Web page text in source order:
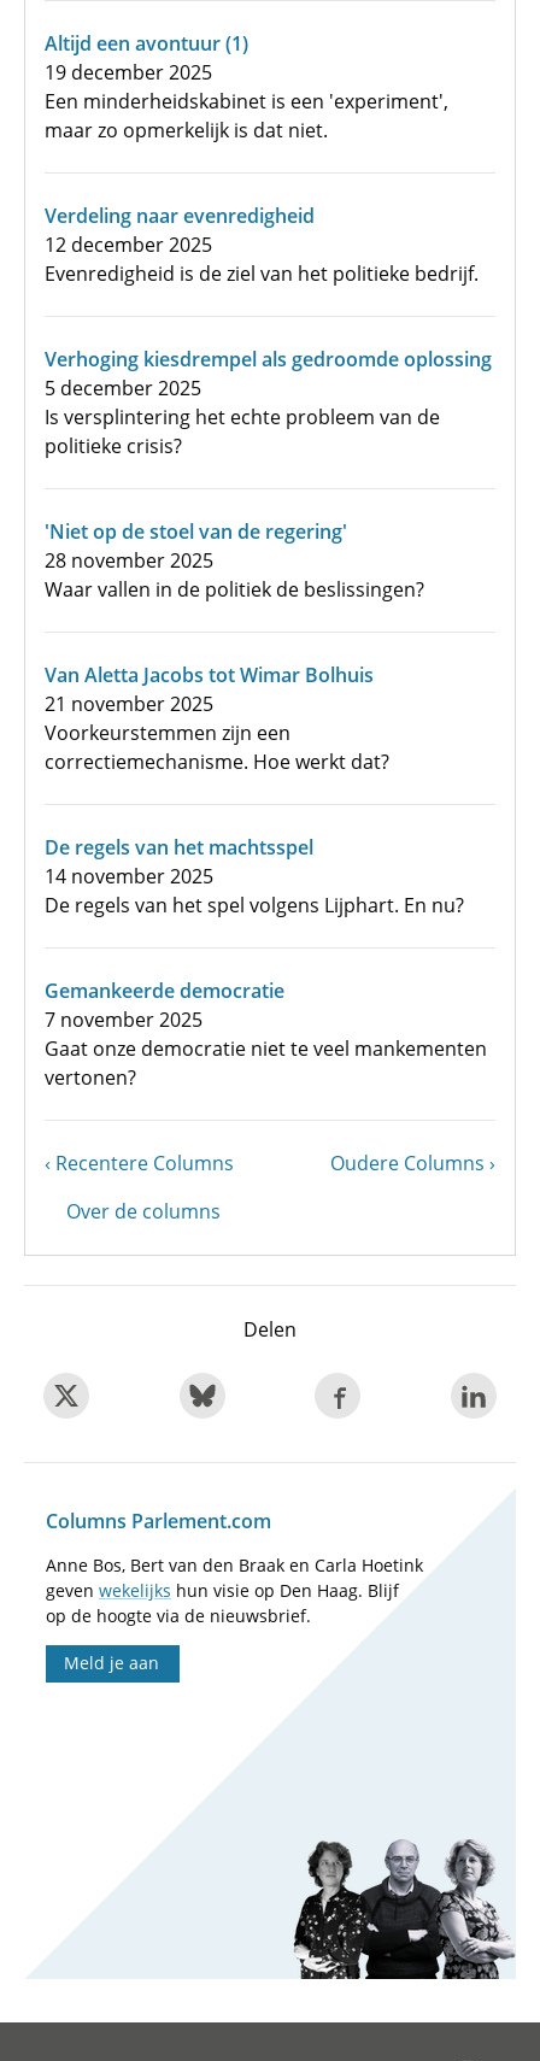
Altijd een avontuur (1)
19 december 2025
Een minderheidskabinet is een 'experiment',
maar zo opmerkelijk is dat niet.
Verdeling naar evenredigheid
12 december 2025
Evenredigheid is de ziel van het politieke bedrijf.
Verhoging kiesdrempel als gedroomde oplossing
5 december 2025
Is versplintering het echte probleem van de
politieke crisis?
'Niet op de stoel van de regering'
28 november 2025
Waar vallen in de politiek de beslissingen?
Van Aletta Jacobs tot Wimar Bolhuis
21 november 2025
Voorkeurstemmen zijn een
correctiemechanisme. Hoe werkt dat?
De regels van het machtsspel
14 november 2025
De regels van het spel volgens Lijphart. En nu?
Gemankeerde democratie
7 november 2025
Gaat onze democratie niet te veel mankementen
vertonen?
Vorige
Recentere Columns
Volgende
Oudere Columns
Over de columns
Delen
Columns Parlement.com
Anne Bos, Bert van den Braak en Carla Hoetink
geven wekelijks hun visie op Den Haag. Blijf
op de hoogte via de nieuwsbrief.
Meld je aan